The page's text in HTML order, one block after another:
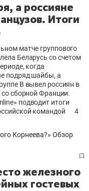
а россияне
Итоги
матче группового
Беларусь со счетом
когда
подряд шайбы, а
В вывел россиян в
со сборной Франции.
подводит итоги
командой
4
железного
гостевых